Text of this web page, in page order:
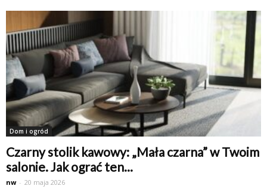
Dom i ogród
Czarny stolik kawowy: „Mała czarna” w Twoim
salonie. Jak ograć ten...
nw - 20 maja 2026